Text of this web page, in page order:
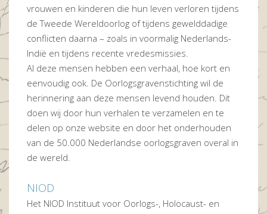
vrouwen en kinderen die hun leven verloren tijdens
de Tweede Wereldoorlog of tijdens gewelddadige
conflicten daarna – zoals in voormalig Nederlands-
Indië en tijdens recente vredesmissies.
Al deze mensen hebben een verhaal, hoe kort en
eenvoudig ook. De Oorlogsgravenstichting wil de
herinnering aan deze mensen levend houden. Dit
doen wij door hun verhalen te verzamelen en te
delen op onze website en door het onderhouden
van de 50.000 Nederlandse oorlogsgraven overal in
de wereld.
NIOD
Het NIOD Instituut voor Oorlogs-, Holocaust- en